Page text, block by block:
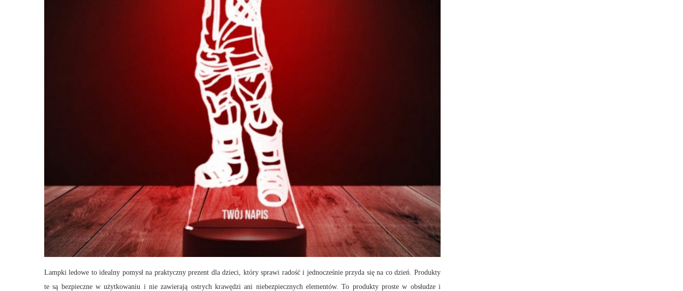
Lampki ledowe to idealny pomysł na praktyczny prezent dla dzieci, który sprawi radość i jednocześnie przyda się na co dzień. Produkty
te są bezpieczne w użytkowaniu i nie zawierają ostrych krawędzi ani niebezpiecznych elementów. To produkty proste w obsłudze i